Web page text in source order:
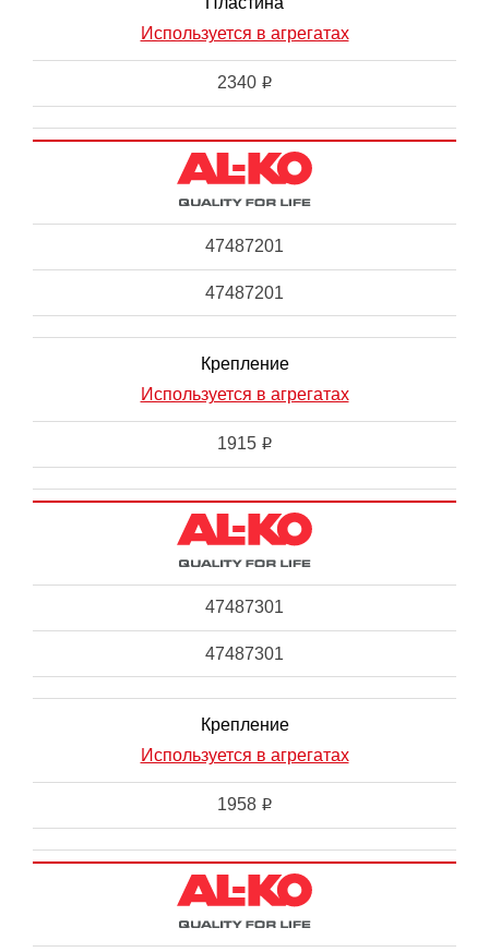
Используется в агрегатах
2340 i
47487201
47487201
Крепление
Используется в агрегатах
1915 i
47487301
47487301
Крепление
Используется в агрегатах
1958 i